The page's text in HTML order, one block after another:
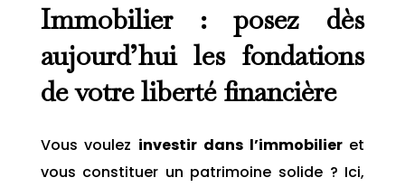
Immobilier : posez dès
aujourd’hui les fondations
de votre liberté financière
Vous voulez investir dans l’immobilieret
vous constituer un patrimoine solide ? Ici,